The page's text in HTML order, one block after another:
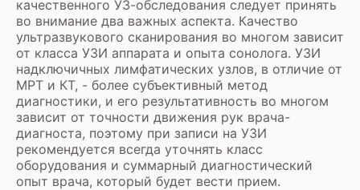
качественного УЗ-обследования следует принять
во внимание два важных аспекта. Качество
ультразвукового сканирования во многом зависит
от класса УЗИ аппарата и опыта сонолога. УЗИ
надключичных лимфатических узлов, в отличие от
МРТ и КТ, - более субъективный метод
диагностики, и его результативность во многом
зависит от точности движения рук врача-
диагноста, поэтому при записи на УЗИ
рекомендуется всегда уточнять класс
оборудования и суммарный диагностический
опыт врача, который будет вести прием.